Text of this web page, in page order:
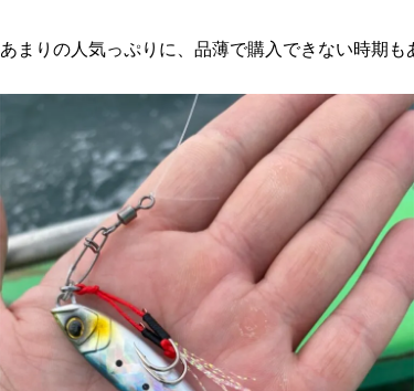
あまりの人気っぷりに、品薄で購入できない時期も